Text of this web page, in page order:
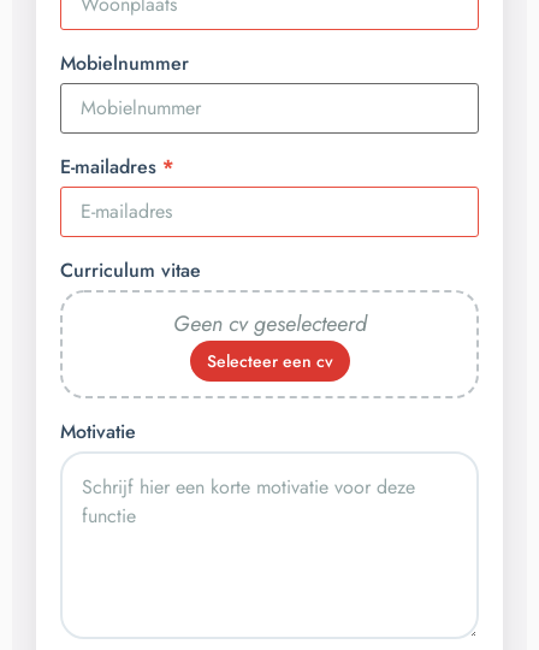
Mobielnummer
E-mailadres
Curriculum vitae
Geen cv geselecteerd
Selecteer een cv
Motivatie